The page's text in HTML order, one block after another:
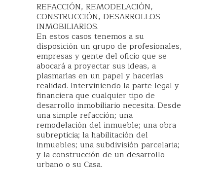
REFACCIÓN, REMODELACIÓN,
CONSTRUCCIÓN​, DESARROLLOS
INMOBILIARIOS.
En estos casos tenemos a su
disposición un grupo de profesionales,
empresas y gente del oficio que se
abocará a proyectar sus ideas, a
plasmarlas en un papel y hacerlas
realidad. Interviniendo la parte legal y
financiera que cualquier tipo de
desarrollo inmobiliario necesita. Desde
una simple refacción; una
remodelación del inmueble; una obra
subrepticia; la habilitación del
inmuebles; una subdivisión parcelaria;
y la construcción de un desarrollo
urbano o su Casa.